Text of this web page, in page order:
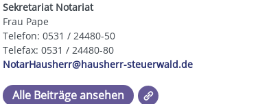
Sekretariat Notariat
Frau Pape
Telefon: 0531 / 24480-50
Telefax: 0531 / 24480-80
NotarHausherr@hausherr-steuerwald.de
Alle Beiträge ansehen